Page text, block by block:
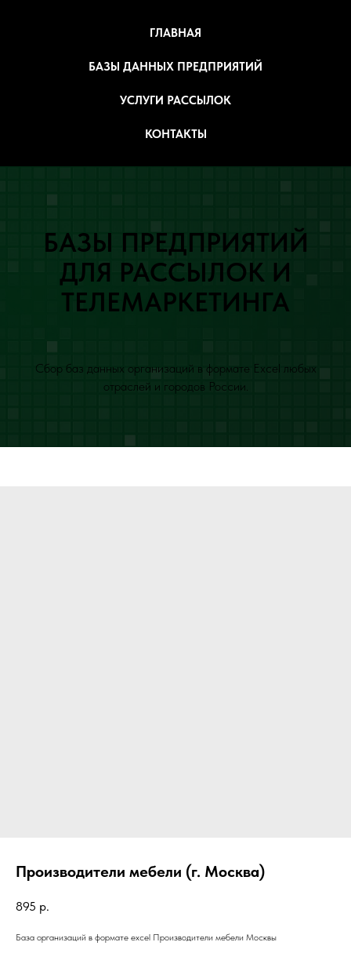
ГЛАВНАЯ
БАЗЫ ДАННЫХ ПРЕДПРИЯТИЙ
УСЛУГИ РАССЫЛОК
КОНТАКТЫ
БАЗЫ ПРЕДПРИЯТИЙ
ДЛЯ РАССЫЛОК И
ТЕЛЕМАРКЕТИНГА
Сбор баз данных организаций в формате Excel любых
отраслей и городов России.
Производители мебели (г. Москва)
895 р.
База организаций в формате excel Производители мебели Москвы